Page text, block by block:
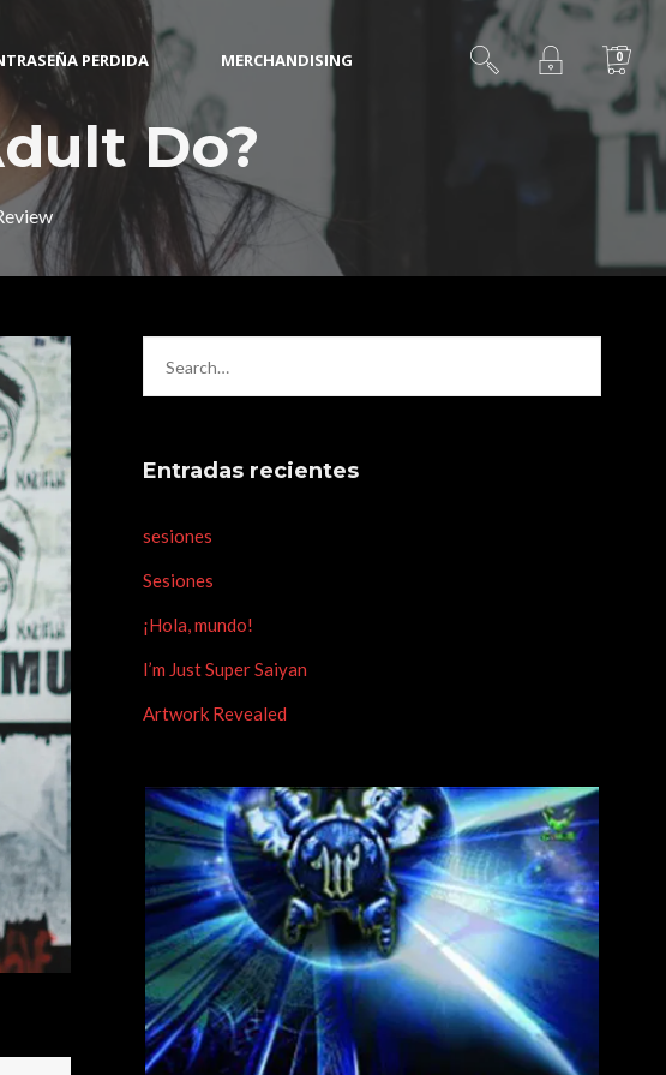
PERDIDA MERCHANDISING 0
Do?
Entradas recientes
sesiones
Sesiones
¡Hola, mundo!
I’m Just Super Saiyan
Artwork Revealed